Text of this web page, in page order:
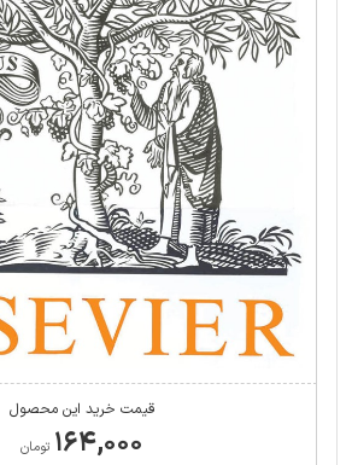
قیمت خرید این محصول
۱۶۴,۰۰۰ تومان